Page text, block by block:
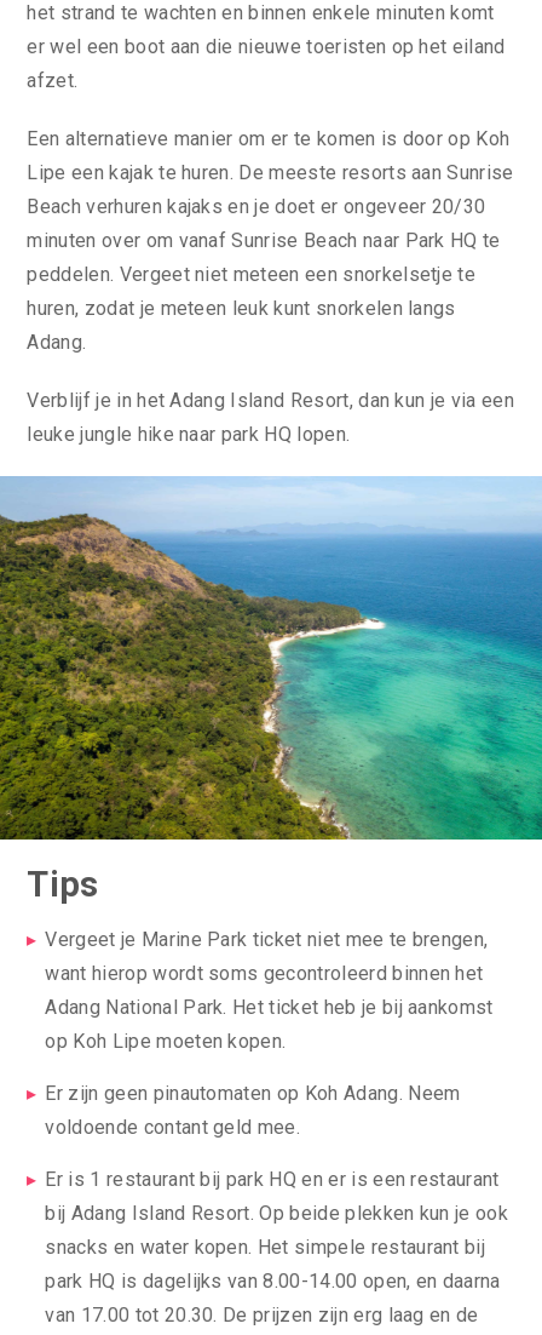
het strand te wachten en binnen enkele minuten komt
er wel een boot aan die nieuwe toeristen op het eiland
afzet.
Een alternatieve manier om er te komen is door op Koh
Lipe een kajak te huren. De meeste resorts aan Sunrise
Beach verhuren kajaks en je doet er ongeveer 20/30
minuten over om vanaf Sunrise Beach naar Park HQ te
peddelen. Vergeet niet meteen een snorkelsetje te
huren, zodat je meteen leuk kunt snorkelen langs
Adang.
Verblijf je in het Adang Island Resort, dan kun je via een
leuke jungle hike naar park HQ lopen.
Tips
Vergeet je Marine Park ticket niet mee te brengen,
want hierop wordt soms gecontroleerd binnen het
Adang National Park. Het ticket heb je bij aankomst
op Koh Lipe moeten kopen.
Er zijn geen pinautomaten op Koh Adang. Neem
voldoende contant geld mee.
Er is 1 restaurant bij park HQ en er is een restaurant
bij Adang Island Resort. Op beide plekken kun je ook
snacks en water kopen. Het simpele restaurant bij
park HQ is dagelijks van 8.00-14.00 open, en daarna
van 17.00 tot 20.30. De prijzen zijn erg laag en de